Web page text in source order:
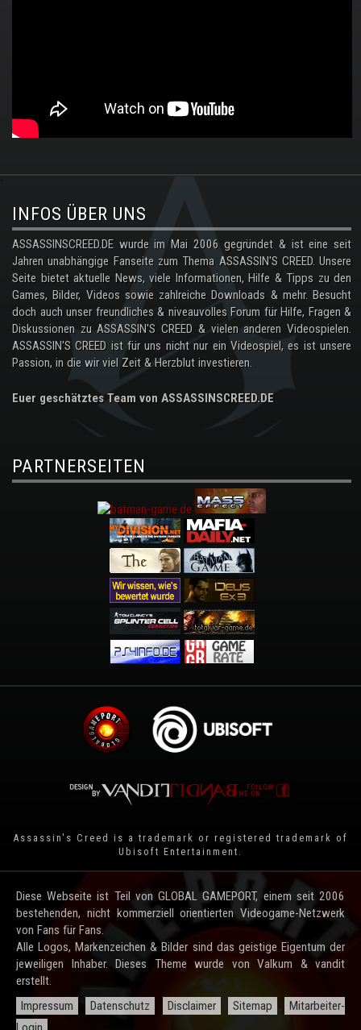
.
INFOS ÜBER UNS
ASSASSINSCREED.DE wurde im Mai 2006 gegründet & ist eine seit
Jahren unabhängige Fanseite zum Thema ASSASSIN'S CREED. Unsere
Seite bietet aktuelle News, viele Informationen, Hilfe & Tipps zu den
Games, Bilder, Videos sowie zahlreiche Downloads & mehr. Besucht
doch auch unser freundliches & niveauvolles Forum für Hilfe, Fragen &
Diskussionen zu ASSASSIN'S CREED & vielen anderen Videospielen.
ASSASSIN'S CREED ist für uns nicht nur ein Videospiel, es ist unsere
Passion, in die wir viel Zeit & Herzblut investieren.
Euer geschätztes Team von ASSASSINSCREED.DE
PARTNERSEITEN
Assassin's Creed is a trademark or registered trademark of
Ubisoft Entertainment
Diese Webseite ist Teil von GLOBAL GAMEPORT, einem seit 2006
bestehenden, nicht kommerziell orientierten Videogame-Netzwerk
von Fans für Fans.
Alle Logos, Markenzeichen & Bilder sind das geistige Eigentum der
jeweiligen Inhaber. Dieses Theme wurde von Valkum & vandit
erstellt.
Impressum
Datenschutz Disclaimer Sitemap
Mitarbeiter-